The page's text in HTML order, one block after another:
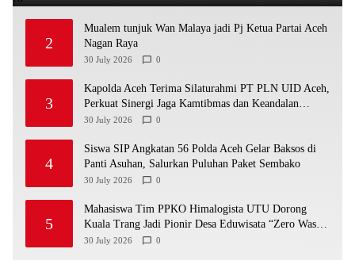
2
Mualem tunjuk Wan Malaya jadi Pj Ketua Partai Aceh
Nagan Raya
30 July 2026 0
3
Kapolda Aceh Terima Silaturahmi PT PLN UID Aceh,
Perkuat Sinergi Jaga Kamtibmas dan Keandalan
Listrik
30 July 2026 0
4
Siswa SIP Angkatan 56 Polda Aceh Gelar Baksos di
Panti Asuhan, Salurkan Puluhan Paket Sembako
30 July 2026 0
5
Mahasiswa Tim PPKO Himalogista UTU Dorong
Kuala Trang Jadi Pionir Desa Eduwisata “Zero Waste”
di Aceh
30 July 2026 0